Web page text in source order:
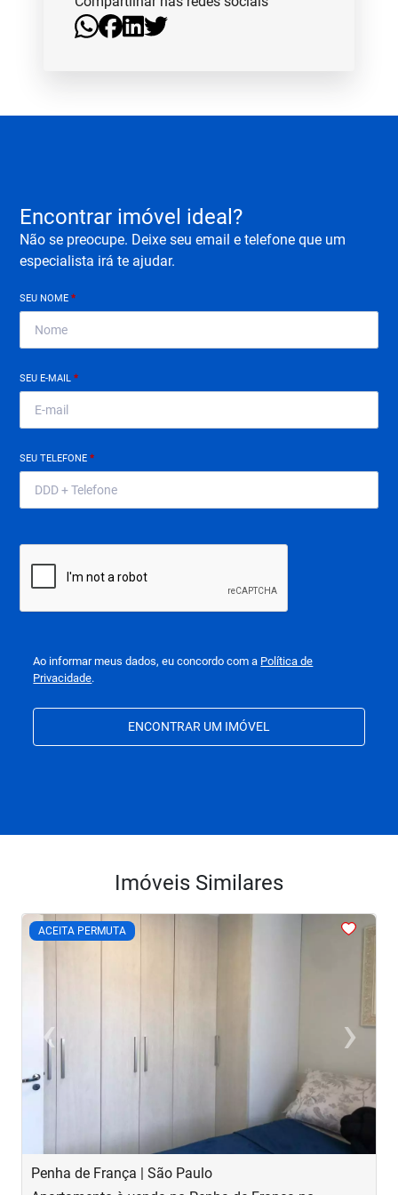
Encontrar imóvel ideal?
Não se preocupe. Deixe seu email e telefone que um
especialista irá te ajudar.
SEU NOME*
SEU E-MAIL*
SEU TELEFONE*
Ao informar meus dados, eu concordo com a Política de
Privacidade.
ENCONTRAR UM IMÓVEL
Imóveis Similares
ACEITA PERMUTA
<<<<
‹
Previous ›Next
Penha de França | São Paulo